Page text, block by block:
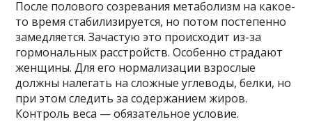
После полового созревания метаболизм на какое-
то время стабилизируется, но потом постепенно
замедляется. Зачастую это происходит из-за
гормональных расстройств. Особенно страдают
женщины. Для его нормализации взрослые
должны налегать на сложные углеводы, белки, но
при этом следить за содержанием жиров.
Контроль веса — обязательное условие.